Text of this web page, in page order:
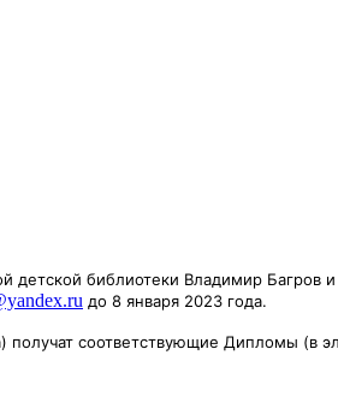
детской библиотеки Владимир
до 8 января 2023 года.
получат соответствующие Дипломы (в